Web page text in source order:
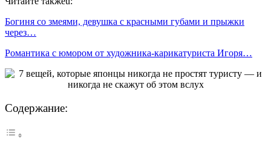
Богиня со змеями, девушка с красными губами и прыжки
через…
Романтика с юмором от художника-карикатуриста Игоря…
Содержание: